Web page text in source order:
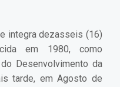
integra dezasseis (16)
em 1980, como
Desenvolvimento da
tarde, em Agosto de